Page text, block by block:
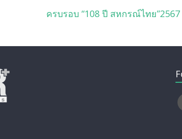
ครบรอบ “108 ปี สหกรณ์ไทย